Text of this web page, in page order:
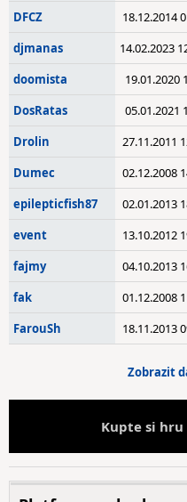
DFCZ 18.12.2014
djmanas 14.02.2023
doomista 19.01.2020
DosRatas 05.01.2021
Drolin 27.11.2011
Dumec 02.12.2008
epilepticfish87 02.01.2013
event 13.10.2012
fajmy 04.10.2013
fak 01.12.2008
FarouSh 18.11.2013
Zobrazit
Kupte si hru